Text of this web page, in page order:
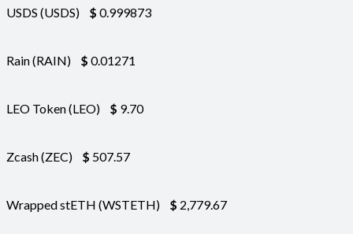
USDS (USDS) $ 0.999873
Rain (RAIN) $ 0.01271
LEO Token (LEO) $ 9.70
Zcash (ZEC) $ 507.57
Wrapped stETH (WSTETH) $ 2,779.67